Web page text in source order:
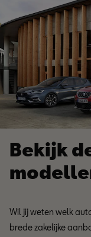
Bekijk
Wil jij weten welk
brede zakelijke